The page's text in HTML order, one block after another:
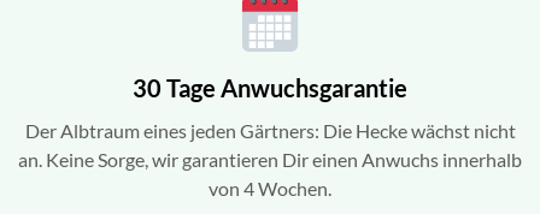
30 Tage Anwuchsgarantie
Der Albtraum eines jeden Gärtners: Die Hecke wächst nicht
an. Keine Sorge, wir garantieren Dir einen Anwuchs innerhalb
von 4 Wochen.